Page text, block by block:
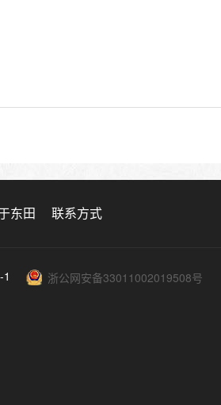
东田 联系方式
浙公网安备33011002019508号